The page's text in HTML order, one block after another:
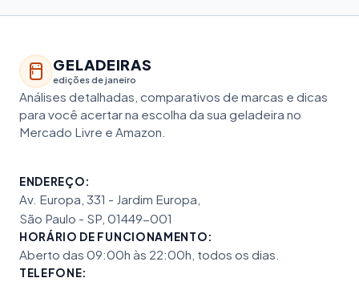
GELADEIRAS
edições de janeiro
Análises detalhadas, comparativos de marcas e dicas
para você acertar na escolha da sua geladeira no
Mercado Livre e Amazon.
ENDEREÇO:
Av. Europa, 331 - Jardim Europa,
São Paulo - SP, 01449-001
HORÁRIO DE FUNCIONAMENTO:
Aberto das 09:00h às 22:00h, todos os dias.
TELEFONE: